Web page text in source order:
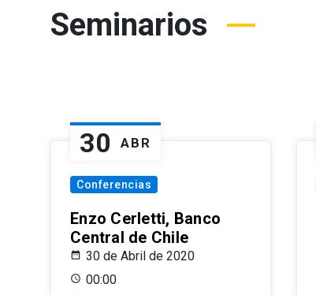
Seminarios
30 ABR
Conferencias
Enzo Cerletti, Banco
Central de Chile
30 de Abril de 2020
00:00